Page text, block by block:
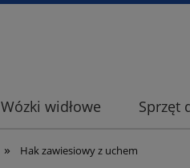
Wózki widłowe Sprzęt
» Hak zawiesiowy z uchem